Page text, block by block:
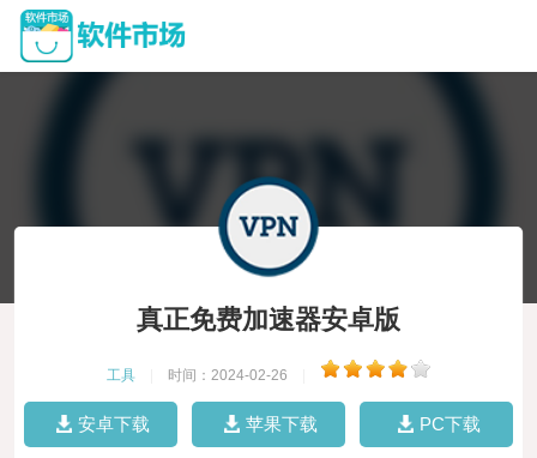
真正免费加速器安卓版
工具 时间：2024-02-26
安卓下载 苹果下载 PC下载